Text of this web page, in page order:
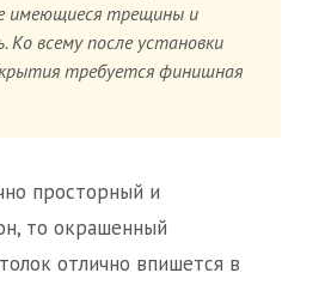
имеющиеся трещины и
Ко всему после установки
требуется финишная
просторный и
то окрашенный
отлично впишется в